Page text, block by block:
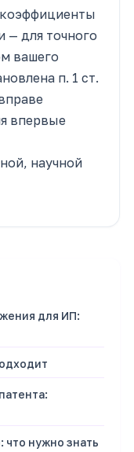
— для точного
вашего
п. 1 ст.
впервые
научной
для ИП:
что нужно знать